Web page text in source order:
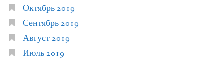
Октябрь 2019
Сентябрь 2019
Август 2019
Июль 2019